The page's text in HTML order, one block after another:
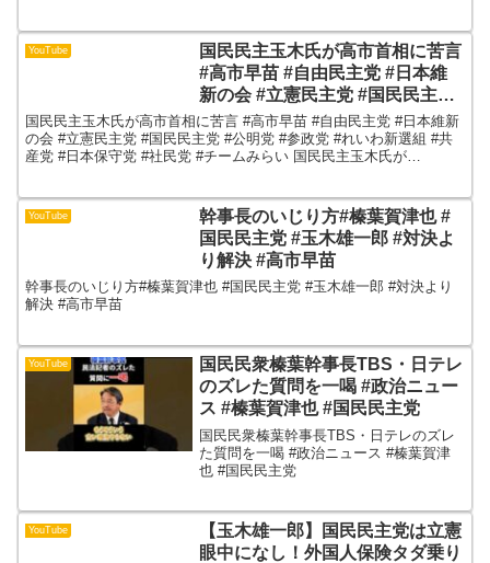
YouTube
国民民主玉木氏が高市首相に苦言
#高市早苗 #自由民主党 #日本維
新の会 #立憲民主党 #国民民主党
#公明党 #参政党 #れいわ新選組 #
共産党 #日本保守党 #社民党 #チ
ームみらい
国民民主玉木氏が高市首相に苦言 #高市早苗 #自由民主党 #日本維新
の会 #立憲民主党 #国民民主党 #公明党 #参政党 #れいわ新選組 #共
産党 #日本保守党 #社民党 #チームみらい 国民民主玉木氏が
YouTube
幹事長のいじり方#榛葉賀津也 #
国民民主党 #玉木雄一郎 #対決よ
り解決 #高市早苗
幹事長のいじり方#榛葉賀津也 #国民民主党 #玉木雄一郎 #対決より
解決 #高市早苗
YouTube
国民民衆榛葉幹事長TBS・日テレ
のズレた質問を一喝 #政治ニュー
ス #榛葉賀津也 #国民民主党
国民民衆榛葉幹事長TBS・日テレのズレ
た質問を一喝 #政治ニュース #榛葉賀津
也 #国民民主党
YouTube
【玉木雄一郎】国民民主党は立憲
眼中になし！外国人保険タダ乗り